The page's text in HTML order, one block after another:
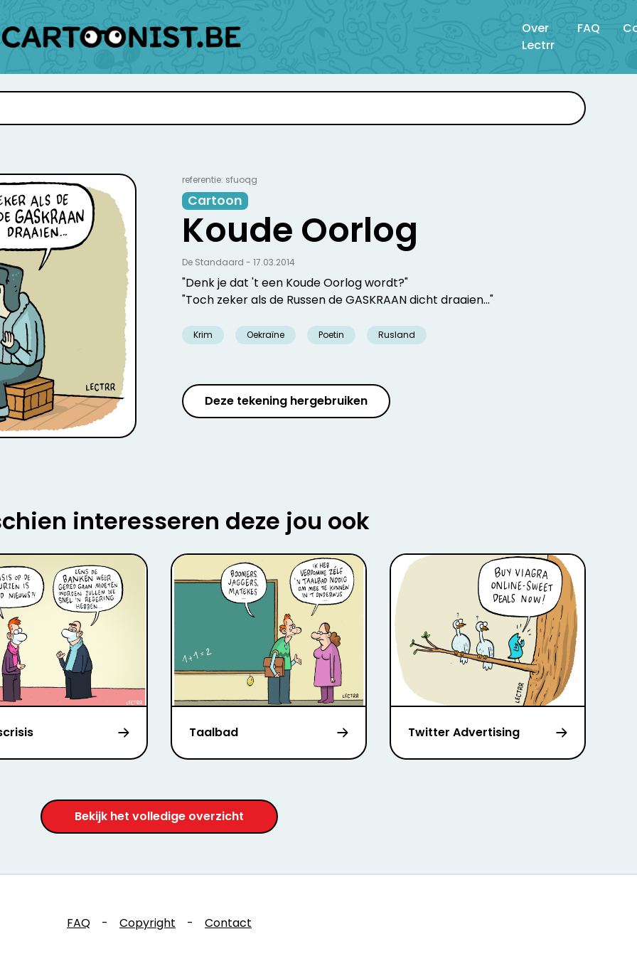
Over
Lectrr
FAQ
referentie: sfuoqg
Cartoon
Koude Oorlog
"Denk je dat 't een Koude Oorlog wordt?"
"Toch zeker als de Russen de GASKRAAN dicht draaien..."
Krim Oekraïne Poetin Rusland
De Standaard - 17.03.2014
Deze tekening hergebruiken
interesseren deze jou ook
Taalbad Twitter Advertising
Bekijk het volledige overzicht
FAQ - Copyright - Contact